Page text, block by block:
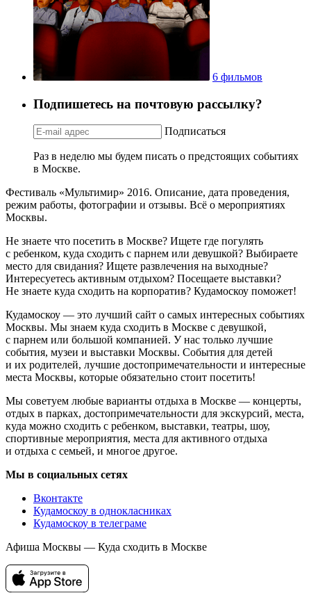
6 фильмов
Подпишетесь на почтовую рассылку?
Подписаться
Раз в неделю мы будем писать о предстоящих событиях
в Москве.
Фестиваль «Мультимир» 2016. Описание, дата проведения,
режим работы, фотографии и отзывы. Всё о мероприятиях
Москвы.
Не знаете что посетить в Москве? Ищете где погулять
с ребенком, куда сходить с парнем или девушкой? Выбираете
место для свидания? Ищете развлечения на выходные?
Интересуетесь активным отдыхом? Посещаете выставки?
Не знаете куда сходить на корпоратив? Кудамоскоу поможет!
Кудамоскоу — это лучший сайт о самых интересных событиях
Москвы. Мы знаем куда сходить в Москве с девушкой,
с парнем или большой компанией. У нас только лучшие
события, музеи и выставки Москвы. События для детей
и их родителей, лучшие достопримечательности и интересные
места Москвы, которые обязательно стоит посетить!
Мы советуем любые варианты отдыха в Москве — концерты,
отдых в парках, достопримечательности для экскурсий, места,
куда можно сходить с ребенком, выставки, театры, шоу,
спортивные мероприятия, места для активного отдыха
и отдыха с семьей, и многое другое.
Мы в социальных сетях
Вконтакте
Кудамоскоу в однокласниках
Кудамоскоу в телеграме
Афиша Москвы — Куда сходить в Москве